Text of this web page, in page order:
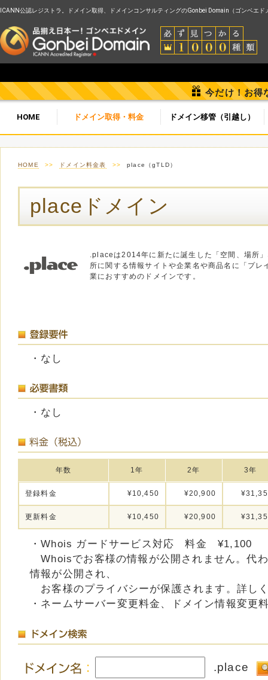
ICANN公認レジストラ。ドメイン取得、ドメインコンサルティングのGonbei Domain（ゴンベエド
今だけ！お得
HOME ドメイン取得・料金 ドメイン移管（引越し）
HOME >> ドメイン料金表 >> place（gTLD）
placeドメイン
.placeは2014年に新たに誕生した「空間、場所
所に関する情報サイトや企業名や商品名に「プレ
業におすすめのドメインです。
・なし
・なし
年数 1年 2年 3年
登録料金 ¥10,450 ¥20,900
更新料金 ¥10,450 ¥20,900
・Whois ガードサービス対応 料金 ¥1,100
Whoisでお客様の情報が公開されません。代
情報が公開され、
お客様のプライバシーが保護されます。詳し
・ネームサーバー変更料金、ドメイン情報変更
.place